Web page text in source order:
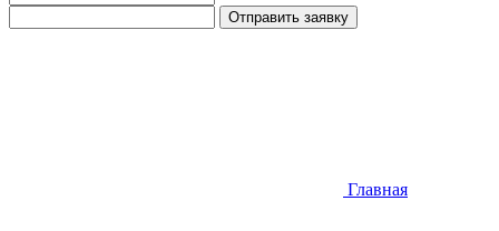
Отправить заявку
Главная